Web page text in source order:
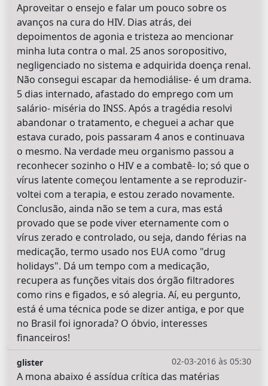
Aproveitar o ensejo e falar um pouco sobre os
avanços na cura do HIV. Dias atrás, dei
depoimentos de agonia e tristeza ao mencionar
minha luta contra o mal. 25 anos soropositivo,
negligenciado no sistema e adquirida doença renal.
Não consegui escapar da hemodiálise- é um drama.
5 dias internado, afastado do emprego com um
salário- miséria do INSS. Após a tragédia resolvi
abandonar o tratamento, e cheguei a achar que
estava curado, pois passaram 4 anos e continuava
o mesmo. Na verdade meu organismo passou a
reconhecer sozinho o HIV e a combatê- lo; só que o
vírus latente começou lentamente a se reproduzir-
voltei com a terapia, e estou zerado novamente.
Conclusão, ainda não se tem a cura, mas está
provado que se pode viver eternamente com o
vírus zerado e controlado, ou seja, dando férias na
medicação, termo usado nos EUA como "drug
holidays". Dá um tempo com a medicação,
recupera as funções vitais dos órgão filtradores
como rins e figados, e só alegria. Aí, eu pergunto,
está é uma técnica pode se dizer antiga, e por que
no Brasil foi ignorada? O óbvio, interesses
financeiros!
02-03-2016 às 05:30
glister
A mona abaixo é assídua crítica das matérias